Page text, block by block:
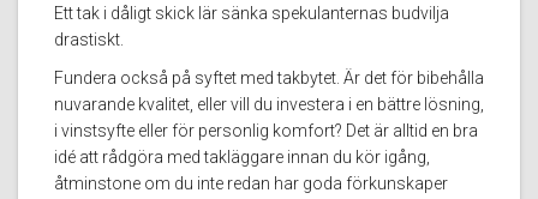
Ett tak i dåligt skick lär sänka spekulanternas budvilja
drastiskt.
Fundera också på syftet med takbytet. Är det för bibehålla
nuvarande kvalitet, eller vill du investera i en bättre lösning,
i vinstsyfte eller för personlig komfort? Det är alltid en bra
idé att rådgöra med takläggare innan du kör igång,
åtminstone om du inte redan har goda förkunskaper